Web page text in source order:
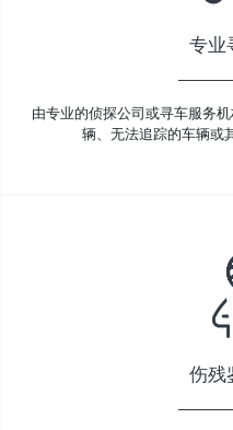
专业
由专业的侦探公司或寻车服务
辆、无法追踪的车辆或
伤残